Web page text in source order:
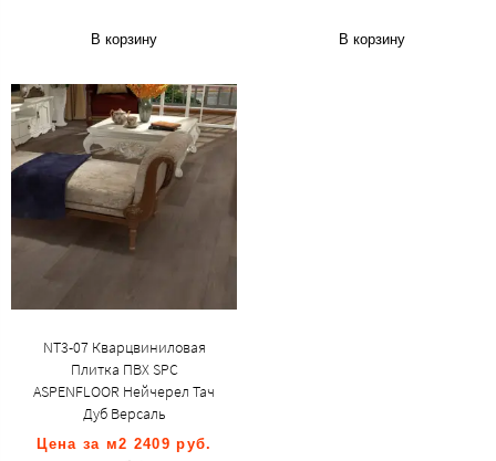
В корзину В корзину
NT3-07 Кварцвиниловая
Плитка ПВХ SPC
ASPENFLOOR Нейчерел Тач
Дуб Версаль
Цена за м2 2409 руб.